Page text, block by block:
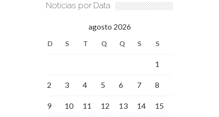
Notícias por Data
agosto 2026
D S T Q Q S S
1
2 3 4 5 6 7 8
9 10 11 12 13 14 15